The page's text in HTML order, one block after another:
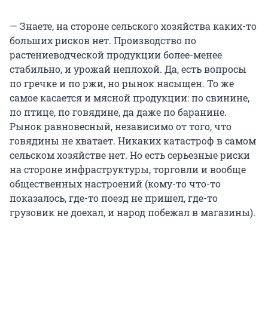
— Знаете, на стороне сельского хозяйства каких-то
больших рисков нет. Производство по
растениеводческой продукции более-менее
стабильно, и урожай неплохой. Да, есть вопросы
по гречке и по ржи, но рынок насыщен. То же
самое касается и мясной продукции: по свинине,
по птице, по говядине, да даже по баранине.
Рынок равновесный, независимо от того, что
говядины не хватает. Никаких катастроф в самом
сельском хозяйстве нет. Но есть серьезные риски
на стороне инфраструктуры, торговли и вообще
общественных настроений (кому-то что-то
показалось, где-то поезд не пришел, где-то
грузовик не доехал, и народ побежал в магазины).